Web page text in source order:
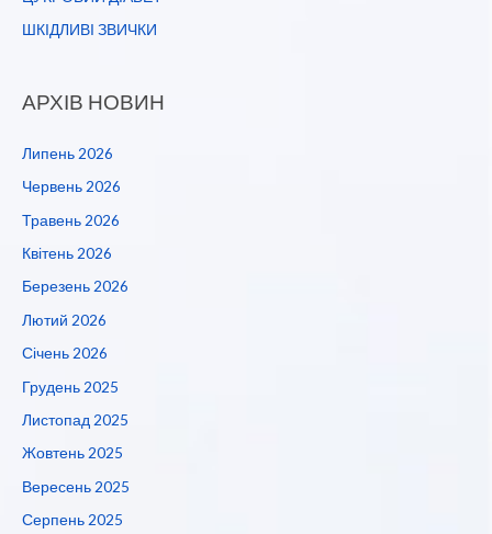
ШКІДЛИВІ ЗВИЧКИ
АРХІВ НОВИН
Липень 2026
Червень 2026
Травень 2026
Квітень 2026
Березень 2026
Лютий 2026
Січень 2026
Грудень 2025
Листопад 2025
Жовтень 2025
Вересень 2025
Серпень 2025